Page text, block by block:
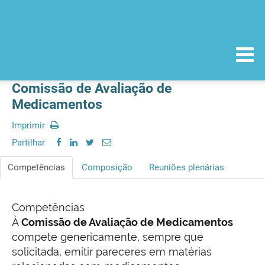
Comissão de Avaliação de
Medicamentos
Imprimir
Partilhar
Competências Composição Reuniões plenárias
Competências
ÀComissão de Avaliação de Medicamentos
compete genericamente, sempre que
solicitada, emitir pareceres em matérias